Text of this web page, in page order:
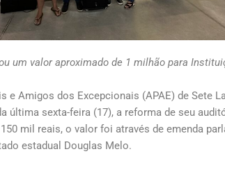
um valor aproximado de 1 milhão para
e Amigos dos Excepcionais (APAE) de Sete
última sexta-feira (17), a reforma de seu
mil reais, o valor foi através de emenda
estadual Douglas Melo.